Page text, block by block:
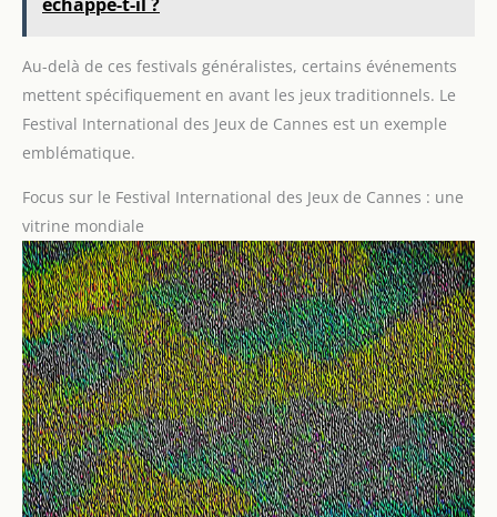
échappe-t-il ?
Au-delà de ces festivals généralistes, certains événements
mettent spécifiquement en avant les jeux traditionnels. Le
Festival International des Jeux de Cannes est un exemple
emblématique.
Focus sur le Festival International des Jeux de Cannes : une
vitrine mondiale